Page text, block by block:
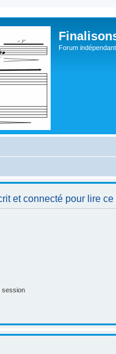
Forum
et connecté pour lire ce
session